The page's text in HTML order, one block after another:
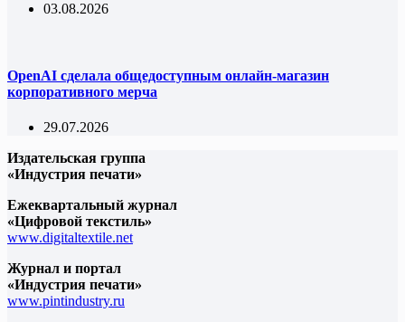
03.08.2026
OpenAI сделала общедоступным онлайн-магазин
корпоративного мерча
29.07.2026
Издательская группа
«Индустрия печати»
Ежеквартальный журнал
«Цифровой текстиль»
www.digitaltextile.net
Журнал и портал
«Индустрия печати»
www.pintindustry.ru